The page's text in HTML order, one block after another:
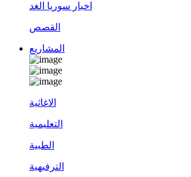
اخبار سوريا الغد
القصص
المشاريع
الاغاثية
التعليمية
الطبية
الترفيهية